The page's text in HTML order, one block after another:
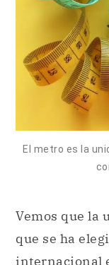
El metro es la
Vemos que la
que se ha
internacional